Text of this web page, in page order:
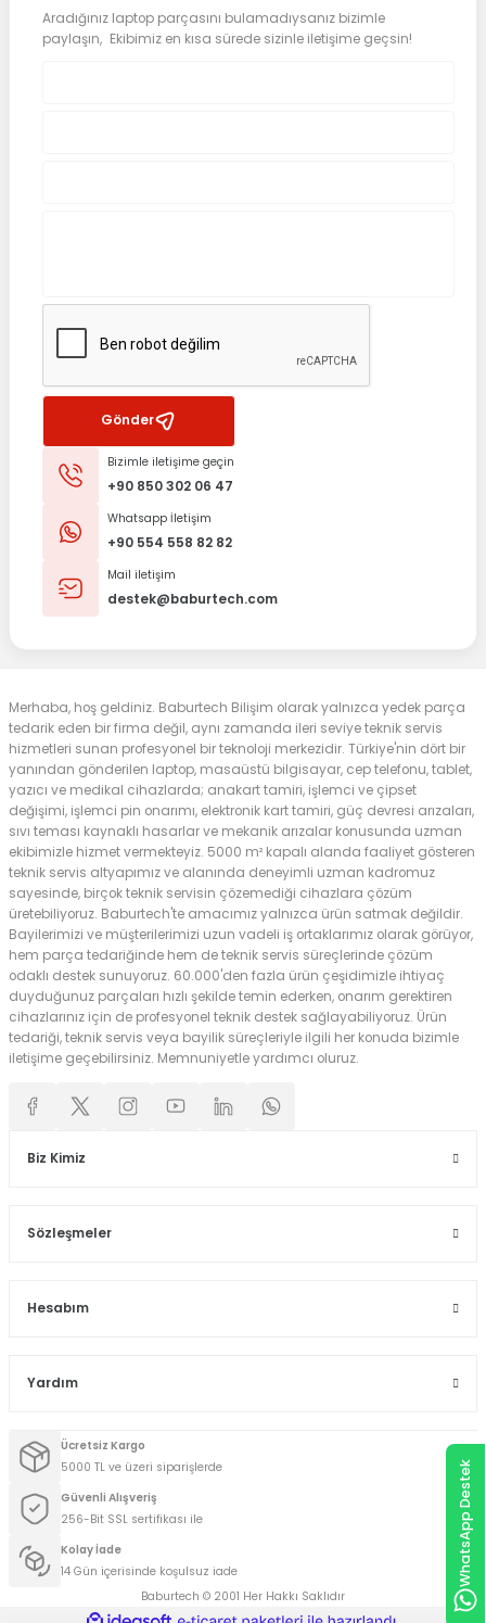
Aradığınız laptop parçasını bulamadıysanız bizimle
paylaşın, Ekibimiz en kısa sürede sizinle iletişime geçsin!
Gönder
Bizimle iletişime geçin
+90 850 302 06 47
Whatsapp İletişim
+90 554 558 82 82
Mail iletişim
destek@baburtech.com
Merhaba, hoş geldiniz. Baburtech Bilişim olarak yalnızca yedek parça
tedarik eden bir firma değil, aynı zamanda ileri seviye teknik servis
hizmetleri sunan profesyonel bir teknoloji merkezidir. Türkiye'nin dört bir
yanından gönderilen laptop, masaüstü bilgisayar, cep telefonu, tablet,
yazıcı ve medikal cihazlarda; anakart tamiri, işlemci ve çipset
değişimi, işlemci pin onarımı, elektronik kart tamiri, güç devresi arızaları,
sıvı teması kaynaklı hasarlar ve mekanik arızalar konusunda uzman
ekibimizle hizmet vermekteyiz. 5000 m² kapalı alanda faaliyet gösteren
teknik servis altyapımız ve alanında deneyimli uzman kadromuz
sayesinde, birçok teknik servisin çözemediği cihazlara çözüm
üretebiliyoruz. Baburtech'te amacımız yalnızca ürün satmak değildir.
Bayilerimizi ve müşterilerimizi uzun vadeli iş ortaklarımız olarak görüyor,
hem parça tedariğinde hem de teknik servis süreçlerinde çözüm
odaklı destek sunuyoruz. 60.000'den fazla ürün çeşidimizle ihtiyaç
duyduğunuz parçaları hızlı şekilde temin ederken, onarım gerektiren
cihazlarınız için de profesyonel teknik destek sağlayabiliyoruz. Ürün
tedariği, teknik servis veya bayilik süreçleriyle ilgili her konuda bizimle
iletişime geçebilirsiniz. Memnuniyetle yardımcı oluruz.
Biz Kimiz
Sözleşmeler
Hesabım
Yardım
Ücretsiz Kargo
5000 TL ve üzeri siparişlerde
Güvenli Alışveriş
256-Bit SSL sertifikası ile
Kolay İade
14 Gün içerisinde koşulsuz iade
Baburtech © 2001 Her Hakkı Saklıdır
WhatsApp Destek
ideasoft